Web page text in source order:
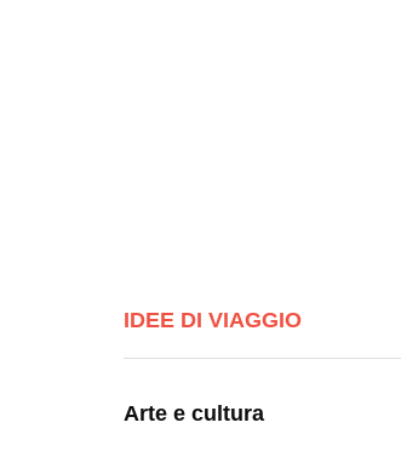
IDEE DI VIAGGIO
Arte e cultura